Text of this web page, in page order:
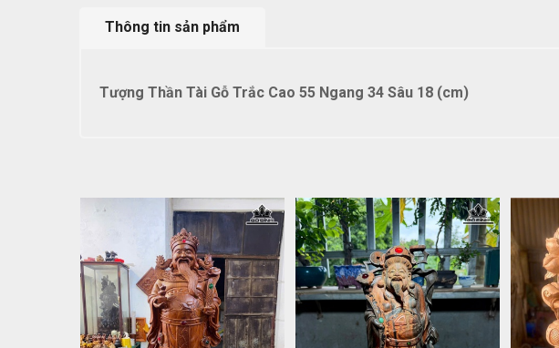
Thông tin sản phẩm
Tượng Thần Tài Gỗ Trắc Cao 55 Ngang 34 Sâu 18 (cm)